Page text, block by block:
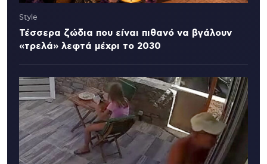
Style
Τέσσερα ζώδια που είναι πιθανό να βγάλουν
«τρελά» λεφτά μέχρι το 2030